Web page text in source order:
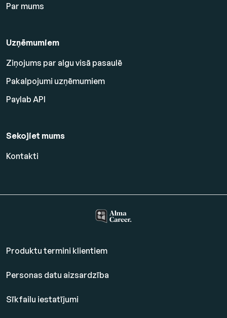
Par mums
Uzņēmumiem
Ziņojums par algu visā pasaulē
Pakalpojumi uzņēmumiem
Paylab API
Sekojiet mums
Kontakti
Produktu termini klientiem
Personas datu aizsardzība
Sīkfailu iestatījumi